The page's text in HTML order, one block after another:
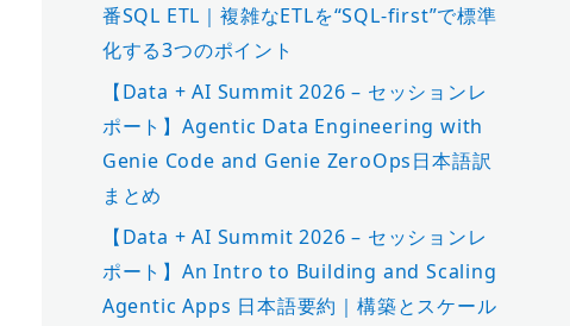
番SQL ETL｜複雑なETLを“SQL-first”で標準
化する3つのポイント
【Data + AI Summit 2026 – セッションレ
ポート】Agentic Data Engineering with
Genie Code and Genie ZeroOps日本語訳
まとめ
【Data + AI Summit 2026 – セッションレ
ポート】An Intro to Building and Scaling
Agentic Apps 日本語要約｜構築とスケール